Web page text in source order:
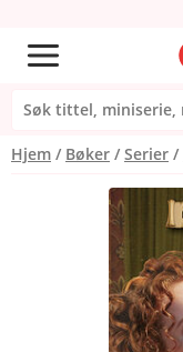
Hjem Bøker Serier